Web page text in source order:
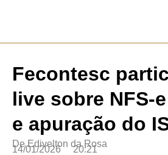
Fecontesc
live sobre NFS-
e apuração do
DeEdivelton da Rosa
14/01/2026 20:21